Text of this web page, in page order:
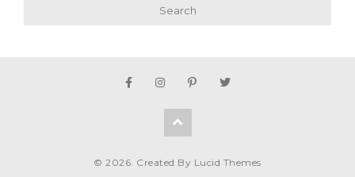
Search
© 2026. Created By Lucid Themes